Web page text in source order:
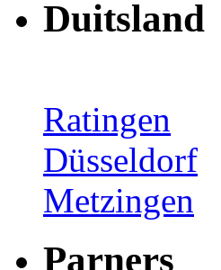
Duitsland
Ratingen
Düsseldorf
Metzingen
Parners